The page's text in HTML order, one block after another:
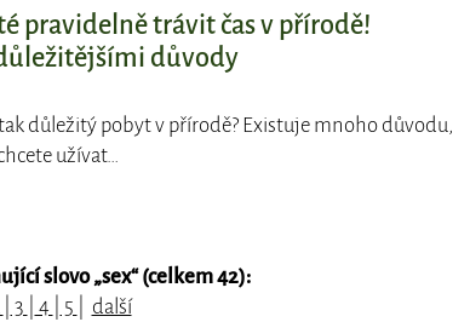
pravidelně trávit čas v přírodě!
důvody
důležitý pobyt v přírodě? Existuje mnoho důvodu,
užívat…
slovo „sex“ (celkem 42):
3 4 5
další